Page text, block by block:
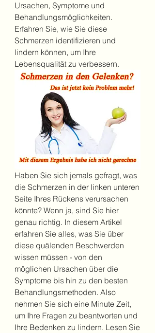
Ursachen, Symptome und
Behandlungsmöglichkeiten.
Erfahren Sie, wie Sie diese
Schmerzen identifizieren und
lindern können, um Ihre
Lebensqualität zu verbessern.
Haben Sie sich jemals gefragt, was
die Schmerzen in der linken unteren
Seite Ihres Rückens verursachen
könnte? Wenn ja, sind Sie hier
genau richtig. In diesem Artikel
erfahren Sie alles, was Sie über
diese quälenden Beschwerden
wissen müssen - von den
möglichen Ursachen über die
Symptome bis hin zu den besten
Behandlungsmethoden. Also
nehmen Sie sich eine Minute Zeit,
um Ihre Fragen zu beantworten und
Ihre Bedenken zu lindern. Lesen Sie